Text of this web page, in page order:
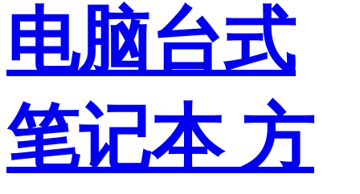
电脑台式
笔记本 方